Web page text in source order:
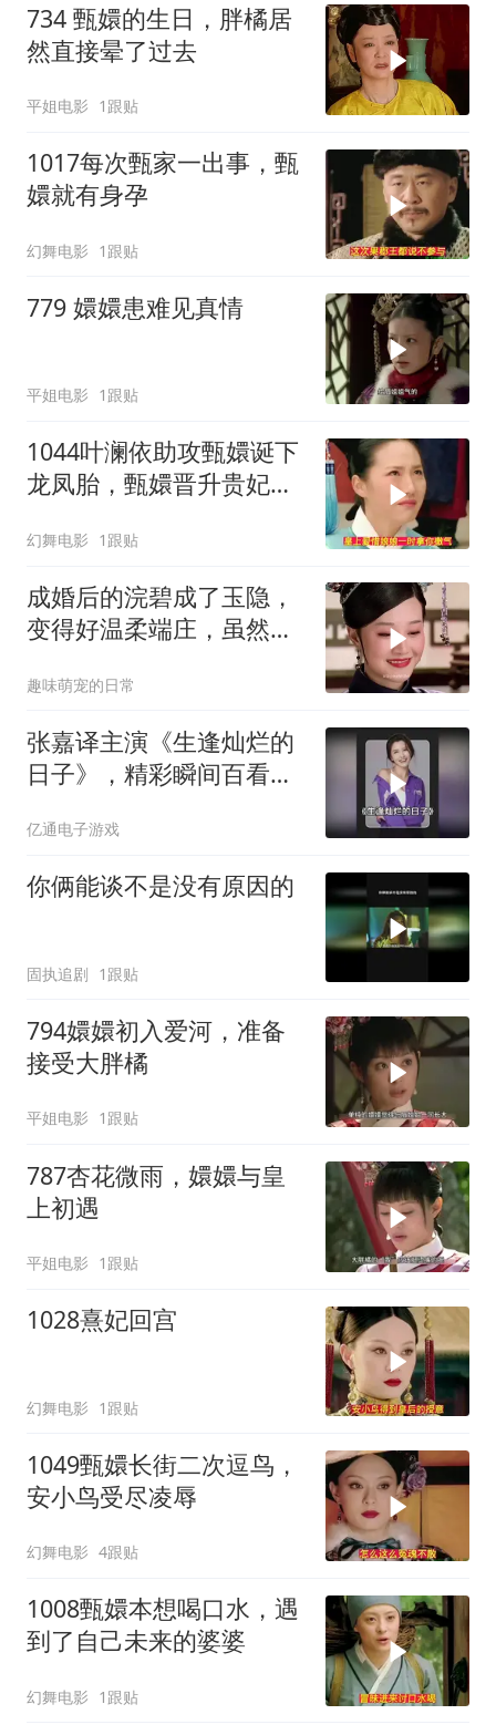
734 甄嬛的生日，胖橘居
然直接晕了过去
平姐电影 1跟贴
1017每次甄家一出事，甄
嬛就有身孕
幻舞电影 1跟贴
779 嬛嬛患难见真情
平姐电影 1跟贴
1044叶澜依助攻甄嬛诞下
龙凤胎，甄嬛晋升贵妃，
幻舞电影 1跟贴
成婚后的浣碧成了玉隐，
变得好温柔端庄，虽然她
趣味萌宠的日常
张嘉译主演《生逢灿烂的
日子》，精彩瞬间百看不
亿通电子游戏
你俩能谈不是没有原因的
固执追剧 1跟贴
794嬛嬛初入爱河，准备
接受大胖橘
平姐电影 1跟贴
787杏花微雨，嬛嬛与皇
上初遇
平姐电影 1跟贴
1028熹妃回宫
幻舞电影 1跟贴
1049甄嬛长街二次逗鸟，
安小鸟受尽凌辱
幻舞电影 4跟贴
1008甄嬛本想喝口水，遇
到了自己未来的婆婆
幻舞电影 1跟贴